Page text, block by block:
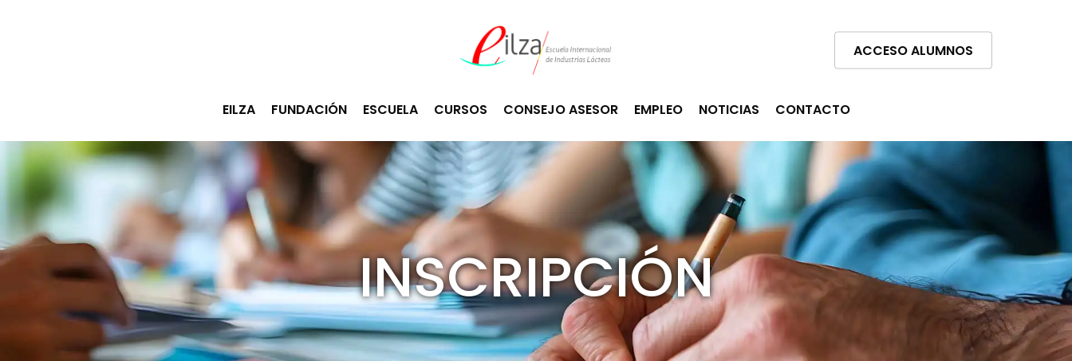
ACCESO ALUMNOS
EILZA FUNDACIÓN ESCUELA CURSOS CONSEJO ASESOR EMPLEO NOTICIAS CONTACTO
INSCRIPCIÓN